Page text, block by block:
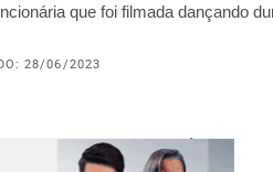
que foi filmada dançando
28/06/2023